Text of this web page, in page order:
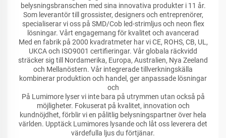
belysningsbranschen med sina innovativa produkter i 11 år.
Som leverantör till grossister, designers och entreprenörer,
specialiserar vi oss på SMD/Cob led-strimljus och neon flex
lösningar. Vårt engagemang för kvalitet och avancerad
Med en fabrik på 2000 kvadratmeter har vi CE, ROHS, CB, UL,
UKCA och ISO9001 certifieringar. Vår globala räckvidd
sträcker sig till Nordamerika, Europa, Australien, Nya Zeeland
och Mellanöstern. Vår integrerade tillverkningskälla
kombinerar produktion och handel, ger anpassade lösningar
och
På Lumimore lyser vi inte bara på utrymmen utan också på
möjligheter. Fokuserat på kvalitet, innovation och
kundnöjdhet, förblir vi en pålitlig belysningspartner över hela
världen. Upptäck Lumimores lysande och låt oss leverera det
värdefulla ljus du förtjänar.